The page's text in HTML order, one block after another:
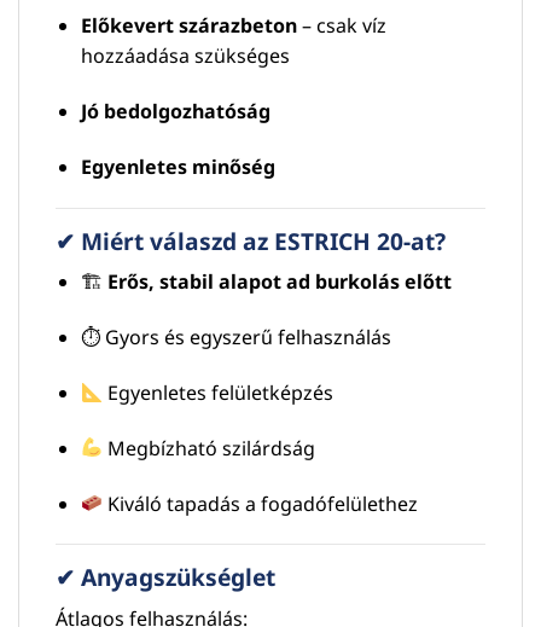
Előkevert szárazbeton– csak víz
hozzáadása szükséges
Jó bedolgozhatóság
Egyenletes minőség
✔ Miért válaszd az ESTRICH 20-at?
🏗 Erős, stabil alapot ad burkolás előtt
⏱ Gyors és egyszerű felhasználás
Egyenletes felületképzés
Megbízható szilárdság
Kiváló tapadás a fogadófelülethez
✔ Anyagszükséglet
Átlagos felhasználás: